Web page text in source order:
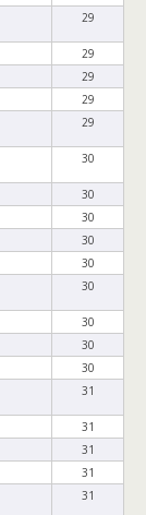
29
29
29
29
29
30
30
30
30
30
30
30
30
30
31
31
31
31
31